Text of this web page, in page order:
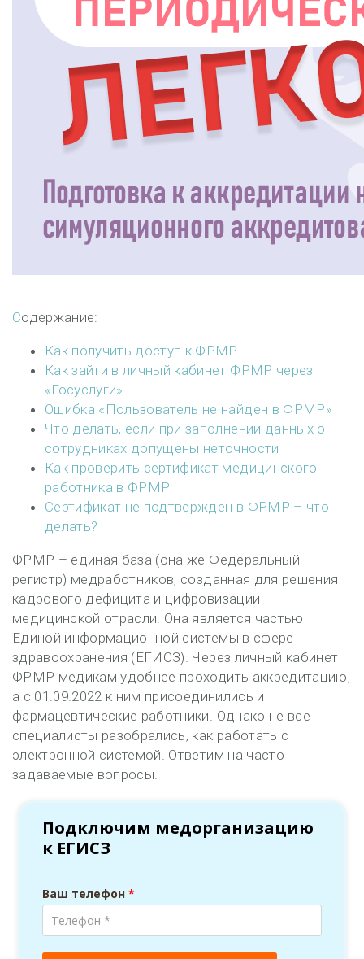
Содержание:
Как получить доступ к ФРМР
Как зайти в личный кабинет ФРМР через
«Госуслуги»
Ошибка «Пользователь не найден в ФРМР»
Что делать, если при заполнении данных о
сотрудниках допущены неточности
Как проверить сертификат медицинского
работника в ФРМР
Сертификат не подтвержден в ФРМР – что
делать?
ФРМР – единая база (она же Федеральный
регистр) медработников, созданная для решения
кадрового дефицита и цифровизации
медицинской отрасли. Она является частью
Единой информационной системы в сфере
здравоохранения (ЕГИСЗ). Через личный кабинет
ФРМР медикам удобнее проходить аккредитацию,
а с 01.09.2022 к ним присоединились и
фармацевтические работники. Однако не все
специалисты разобрались, как работать с
электронной системой. Ответим на часто
задаваемые вопросы.